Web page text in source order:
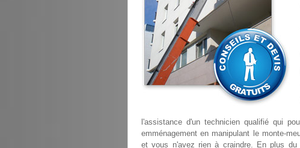
l'assistance d'un technicien qualifié qui
emménagement en manipulant le monte-
et vous n'avez rien à craindre. En plus